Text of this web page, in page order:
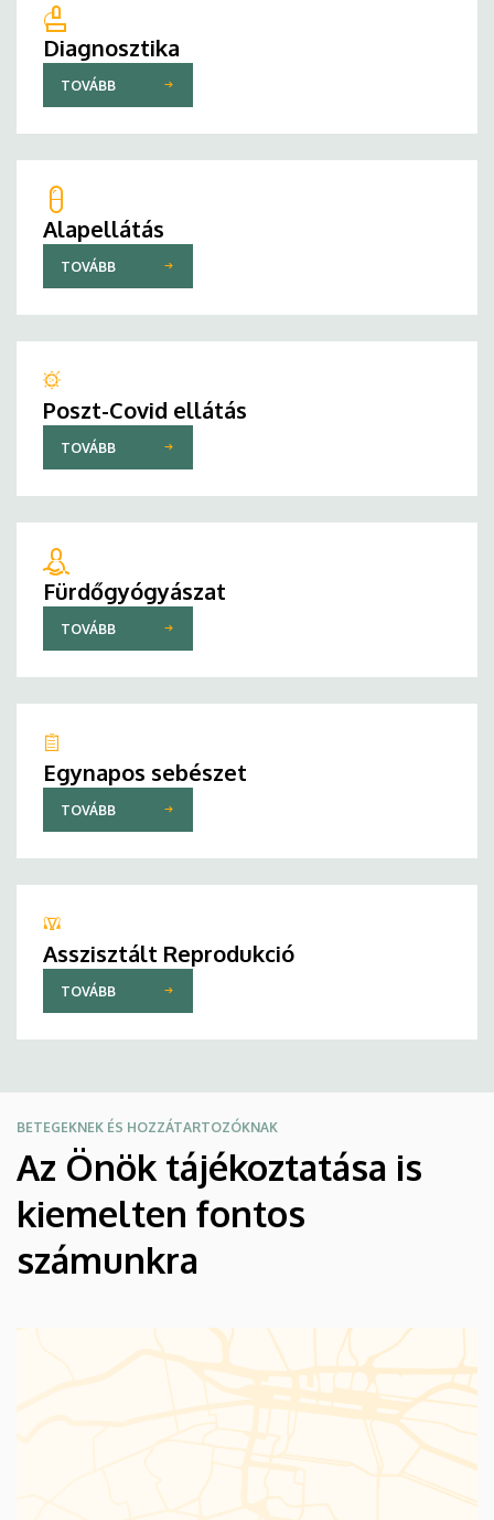
Diagnosztika
TOVÁBB
Alapellátás
TOVÁBB
Poszt-Covid ellátás
TOVÁBB
Fürdőgyógyászat
TOVÁBB
Egynapos sebészet
TOVÁBB
Asszisztált Reprodukció
TOVÁBB
BETEGEKNEK ÉS HOZZÁTARTOZÓKNAK
Az Önök tájékoztatása is
kiemelten fontos
számunkra